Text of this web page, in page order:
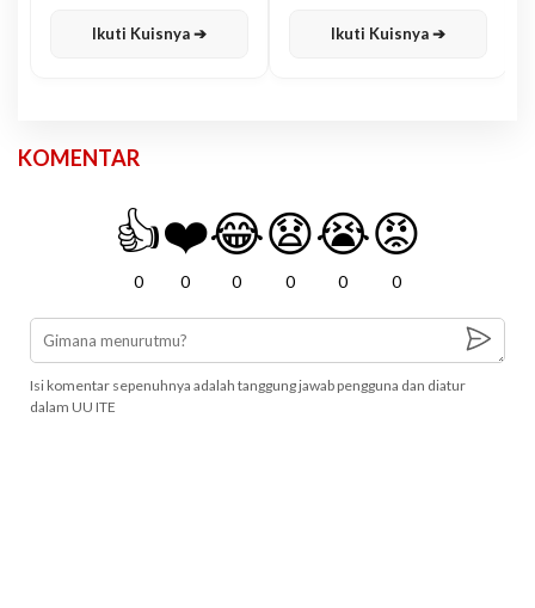
Ikuti Kuisnya ➔ Ikuti Kuisnya ➔
KOMENTAR
👍
0
❤️
0
😂
0
😧
0
😭
0
😡
0
Isi komentar sepenuhnya adalah tanggung jawab pengguna dan diatur
dalam UU ITE